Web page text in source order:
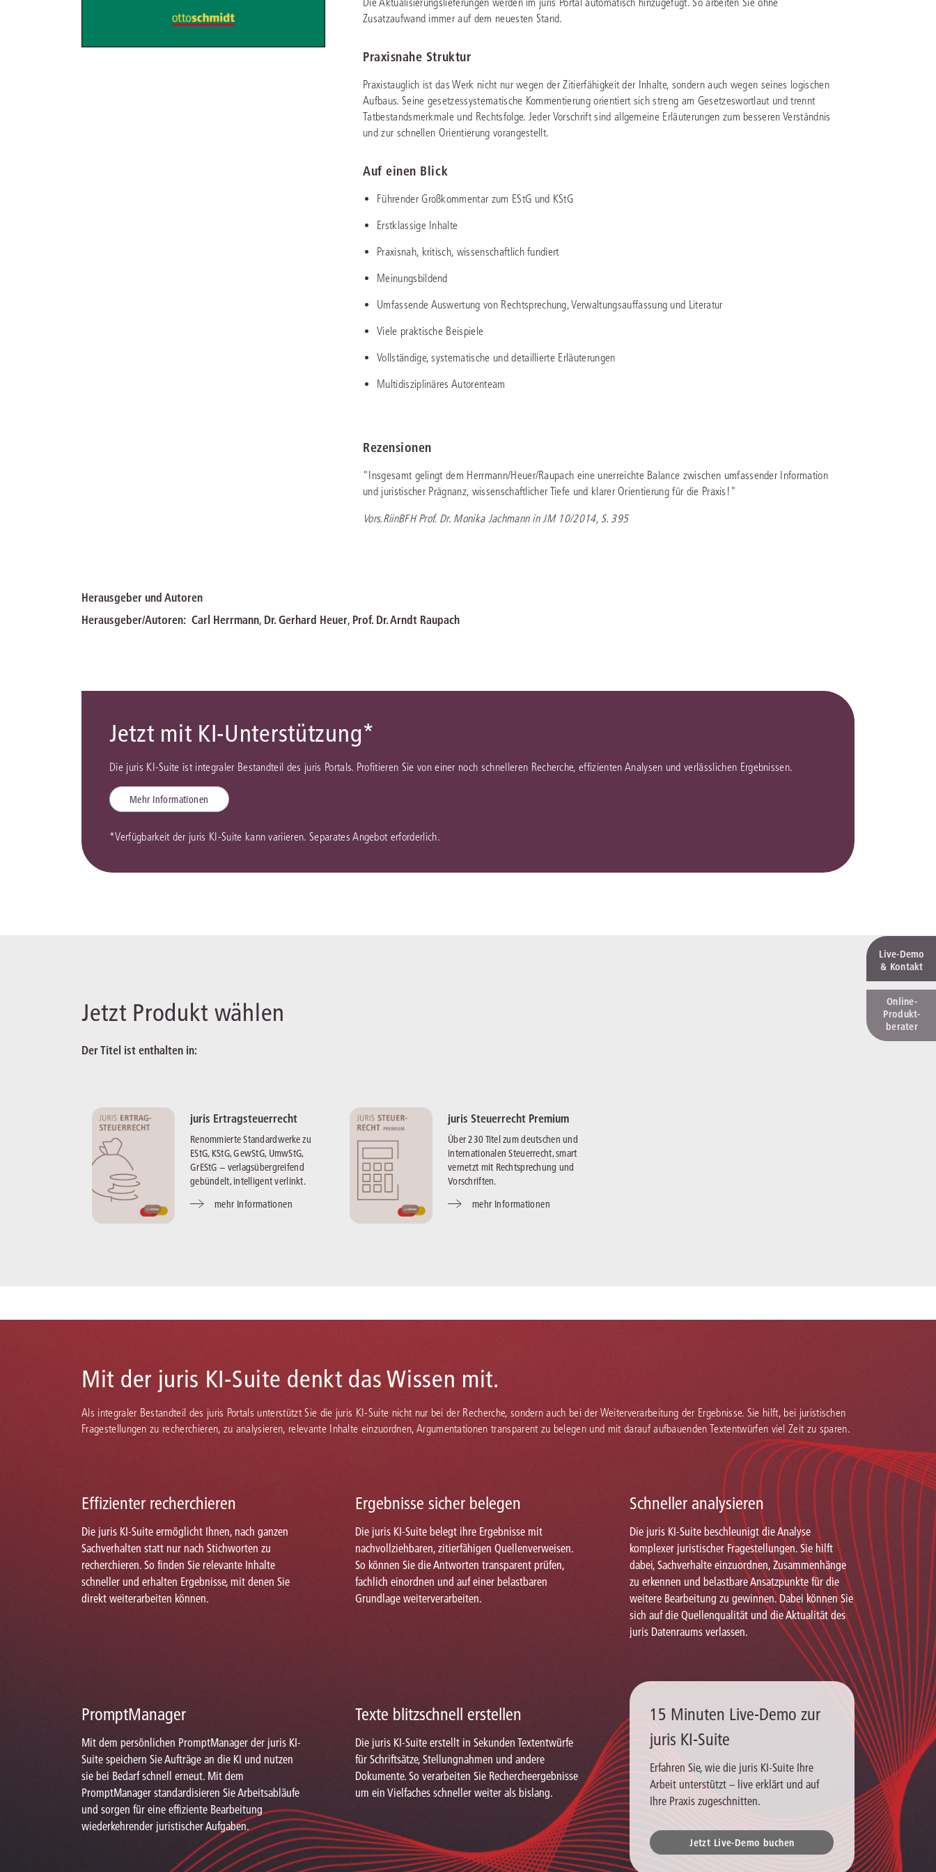
Kanzleimanagement
Medizinrecht
Miet- und Wohneigentumsrecht
Zusatzaufwand immer auf dem neuesten Stand.
Praxisnahe Struktur
Praxistauglich ist das Werk nicht nur wegen der Zitierfähigkeit der Inhalte, sondern auch wegen seines logischen
Aufbaus. Seine gesetzessystematische Kommentierung orientiert sich streng am Gesetzeswortlaut und trennt
Tatbestandsmerkmale und Rechtsfolge. Jeder Vorschrift sind allgemeine Erläuterungen zum besseren Verständnis
und zur schnellen Orientierung vorangestellt.
Auf einen Blick
Führender Großkommentar zum EStG und KStG
Erstklassige Inhalte
Praxisnah, kritisch, wissenschaftlich fundiert
Meinungsbildend
Umfassende Auswertung von Rechtsprechung, Verwaltungsauffassung und Literatur
Viele praktische Beispiele
Vollständige, systematische und detaillierte Erläuterungen
Multidisziplinäres Autorenteam
Rezensionen
"Insgesamt gelingt dem Herrmann/Heuer/Raupach eine unerreichte Balance zwischen umfassender Information
und juristischer Prägnanz, wissenschaftlicher Tiefe und klarer Orientierung für die Praxis!"
Vors.RiinBFH Prof. Dr. Monika Jachmann in JM 10/2014, S. 395
Herausgeber und Autoren
Herausgeber/Autoren: Carl Herrmann, Dr. Gerhard Heuer, Prof. Dr. Arndt Raupach
Jetzt mit KI-Unterstützung*
Die juris KI-Suite ist integraler Bestandteil des juris Portals. Profitieren Sie von einer noch schnelleren Recherche, effizienten Analysen und verlässlichen Ergebnissen.
Mehr Informationen
*Verfügbarkeit der juris KI-Suite kann variieren. Separates Angebot erforderlich.
Jetzt Produkt wählen
Der Titel ist enthalten in:
juris Ertragsteuerrecht
Renommierte Standardwerke zu
EStG, KStG, GewStG, UmwStG,
GrEStG – verlagsübergreifend
gebündelt, intelligent verlinkt.
mehr Informationen
juris Steuerrecht Premium
Über 230 Titel zum deutschen und
internationalen Steuerrecht, smart
vernetzt mit Rechtsprechung und
Vorschriften.
mehr Informationen
Mit der juris KI-Suite denkt das Wissen mit.
Als integraler Bestandteil des juris Portals unterstützt Sie die juris KI-Suite nicht nur bei der Recherche, sondern auch bei der Weiterverarbeitung der Ergebnisse. Sie hilft, bei juristischen
Fragestellungen zu recherchieren, zu analysieren, relevante Inhalte einzuordnen, Argumentationen transparent zu belegen und mit darauf aufbauenden Textentwürfen viel Zeit zu sparen.
Effizienter recherchieren
Die juris KI-Suite ermöglicht Ihnen, nach ganzen
Sachverhalten statt nur nach Stichworten zu
recherchieren. So finden Sie relevante Inhalte
schneller und erhalten Ergebnisse, mit denen Sie
direkt weiterarbeiten können.
Ergebnisse sicher belegen
Die juris KI-Suite belegt ihre Ergebnisse mit
nachvollziehbaren, zitierfähigen Quellenverweisen.
So können Sie die Antworten transparent prüfen,
fachlich einordnen und auf einer belastbaren
Grundlage weiterverarbeiten.
Schneller analysieren
Die juris KI-Suite beschleunigt die Analyse
komplexer juristischer Fragestellungen. Sie hilft
dabei, Sachverhalte einzuordnen, Zusammenhänge
zu erkennen und belastbare Ansatzpunkte für die
weitere Bearbeitung zu gewinnen. Dabei können Sie
sich auf die Quellenqualität und die Aktualität des
juris Datenraums verlassen.
PromptManager
Mit dem persönlichen PromptManager der juris KI-
Suite speichern Sie Aufträge an die KI und nutzen
sie bei Bedarf schnell erneut. Mit dem
PromptManager standardisieren Sie Arbeitsabläufe
und sorgen für eine effiziente Bearbeitung
wiederkehrender juristischer Aufgaben.
Texte blitzschnell erstellen
Die juris KI-Suite erstellt in Sekunden Textentwürfe
für Schriftsätze, Stellungnahmen und andere
Dokumente. So verarbeiten Sie Rechercheergebnisse
um ein Vielfaches schneller weiter als bislang.
15 Minuten Live-Demo zur
juris KI-Suite
Erfahren Sie, wie die juris KI-Suite Ihre
Arbeit unterstützt – live erklärt und auf
Ihre Praxis zugeschnitten.
Jetzt Live-Demo buchen
Live‑Demo
& Kontakt
Online-
Produkt­
berater